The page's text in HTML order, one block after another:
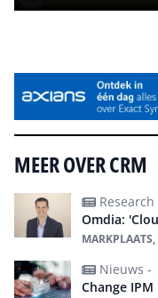
MEER OVER CRM
Research
Omdia:
Nieuws -
Change